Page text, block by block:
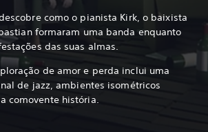
como o pianista Kirk, o baixista
formaram uma banda enquanto
das suas almas.
de amor e perda inclui uma
de jazz, ambientes isométricos
comovente história.